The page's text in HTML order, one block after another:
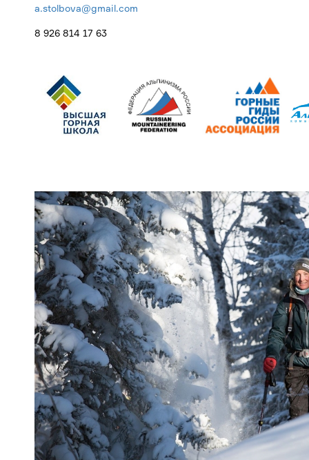
a.stolbova@gmail.com
8 926 814 17 63